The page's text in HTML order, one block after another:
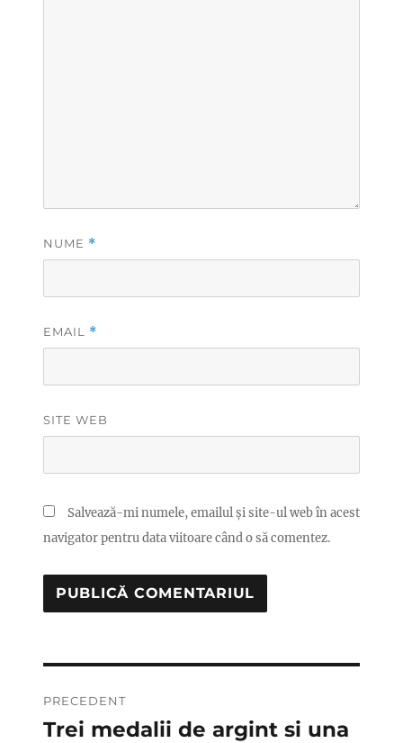
NUME *
EMAIL *
SITE WEB
Salvează-mi numele, emailul și site-ul web în acest
navigator pentru data viitoare când o să comentez.
în
PRECEDENT
Articolul
Trei medalii de argint si una